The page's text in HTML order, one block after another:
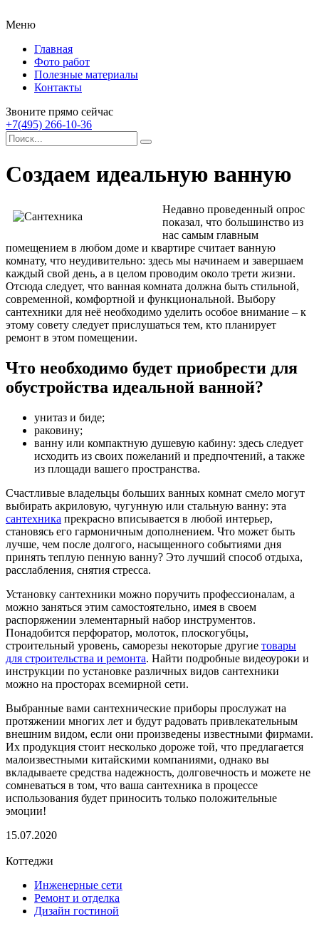
Меню
Главная
Фото работ
Полезные материалы
Контакты
Звоните прямо сейчас
+7(495) 266-10-36
Создаем идеальную ванную
Недавно проведенный опрос
показал, что большинство из
нас самым главным
помещением в любом доме и квартире считает ванную
комнату, что неудивительно: здесь мы начинаем и завершаем
каждый свой день, а в целом проводим около трети жизни.
Отсюда следует, что ванная комната должна быть стильной,
современной, комфортной и функциональной. Выбору
сантехники для неё необходимо уделить особое внимание – к
этому совету следует прислушаться тем, кто планирует
ремонт в этом помещении.
Что необходимо будет приобрести для
обустройства идеальной ванной?
унитаз и биде;
раковину;
ванну или компактную душевую кабину: здесь следует
исходить из своих пожеланий и предпочтений, а также
из площади вашего пространства.
Счастливые владельцы больших ванных комнат смело могут
выбирать акриловую, чугунную или стальную ванну: эта
сантехника прекрасно вписывается в любой интерьер,
становясь его гармоничным дополнением. Что может быть
лучше, чем после долгого, насыщенного событиями дня
принять теплую пенную ванну? Это лучший способ отдыха,
расслабления, снятия стресса.
Установку сантехники можно поручить профессионалам, а
можно заняться этим самостоятельно, имея в своем
распоряжении элементарный набор инструментов.
Понадобится перфоратор, молоток, плоскогубцы,
строительный уровень, саморезы некоторые другие товары
для строительства и ремонта. Найти подробные видеоуроки и
инструкции по установке различных видов сантехники
можно на просторах всемирной сети.
Выбранные вами сантехнические приборы прослужат на
протяжении многих лет и будут радовать привлекательным
внешним видом, если они произведены известными фирмами.
Их продукция стоит несколько дороже той, что предлагается
малоизвестными китайскими компаниями, однако вы
вкладываете средства надежность, долговечность и можете не
сомневаться в том, что ваша сантехника в процессе
использования будет приносить только положительные
эмоции!
15.07.2020
Коттеджи
Инженерные сети
Ремонт и отделка
Дизайн гостиной